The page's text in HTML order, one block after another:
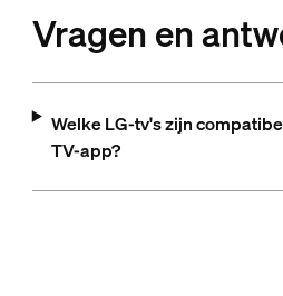
Vragen en
Welke LG-tv's zijn
TV-app?